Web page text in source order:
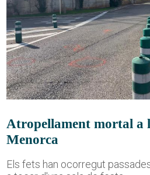
Atropellament mortal a
Menorca
Els fets han ocorregut